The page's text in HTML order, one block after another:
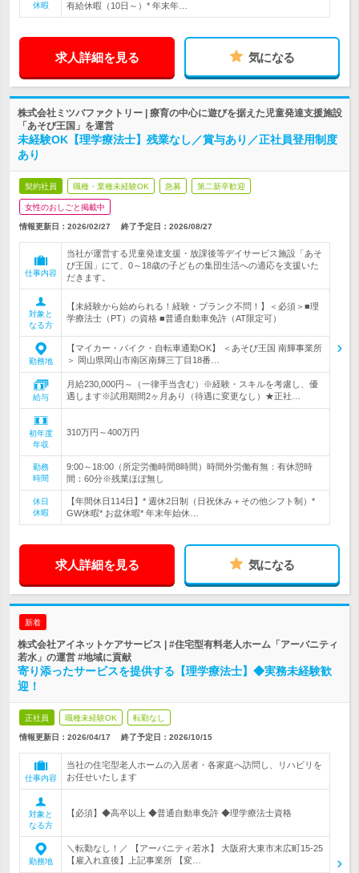
休暇
有給休暇（10日～）* 年末年…
求人詳細を見る 気になる
株式会社ミツバファクトリー | 療育の中心に遊びを据えた児童発達支援施設
「あそび王国」を運営
未経験OK【理学療法士】残業なし／賞与あり／正社員登用制度
あり
契約社員 職種・業種未経験OK 急募 第二新卒歓迎
女性のおしごと掲載中
情報更新日：2026/02/27 終了予定日： 2026/08/27
仕事内容
当社が運営する児童発達支援・放課後等デイサービス施設「あそ
び王国」にて、0～18歳の子どもの集団生活への適応を支援いた
だきます。
対象と
なる方
【未経験から始められる！経験・ブランク不問！】＜必須＞■理
学療法士（PT）の資格 ■普通自動車免許（AT限定可）
勤務地
【マイカー・バイク・自転車通勤OK】 ＜あそび王国 南輝事業所
＞ 岡山県岡山市南区南輝三丁目18番…
給与
月給230,000円～（一律手当含む）※経験・スキルを考慮し、優
遇します※試用期間2ヶ月あり（待遇に変更なし）★正社…
初年度
年収
310万円～400万円
勤務
時間
9:00～18:00（所定労働時間8時間）時間外労働有無：有休憩時
間：60分※残業ほぼ無し
休日
休暇
【年間休日114日】* 週休2日制（日祝休み＋その他シフト制）*
GW休暇* お盆休暇* 年末年始休…
求人詳細を見る 気になる
新着
株式会社アイネットケアサービス | #住宅型有料老人ホーム「アーバニティ
若水」の運営 #地域に貢献
寄り添ったサービスを提供する【理学療法士】◆実務未経験歓
迎！
正社員 職種未経験OK 転勤なし
情報更新日：2026/04/17 終了予定日： 2026/10/15
仕事内容
当社の住宅型老人ホームの入居者・各家庭へ訪問し、リハビリを
お任せいたします
対象と
なる方
【必須】◆高卒以上 ◆普通自動車免許 ◆理学療法士資格
勤務地
＼転勤なし！／ 【アーバニティ若水】 大阪府大東市末広町15-25
【雇入れ直後】上記事業所 【変…